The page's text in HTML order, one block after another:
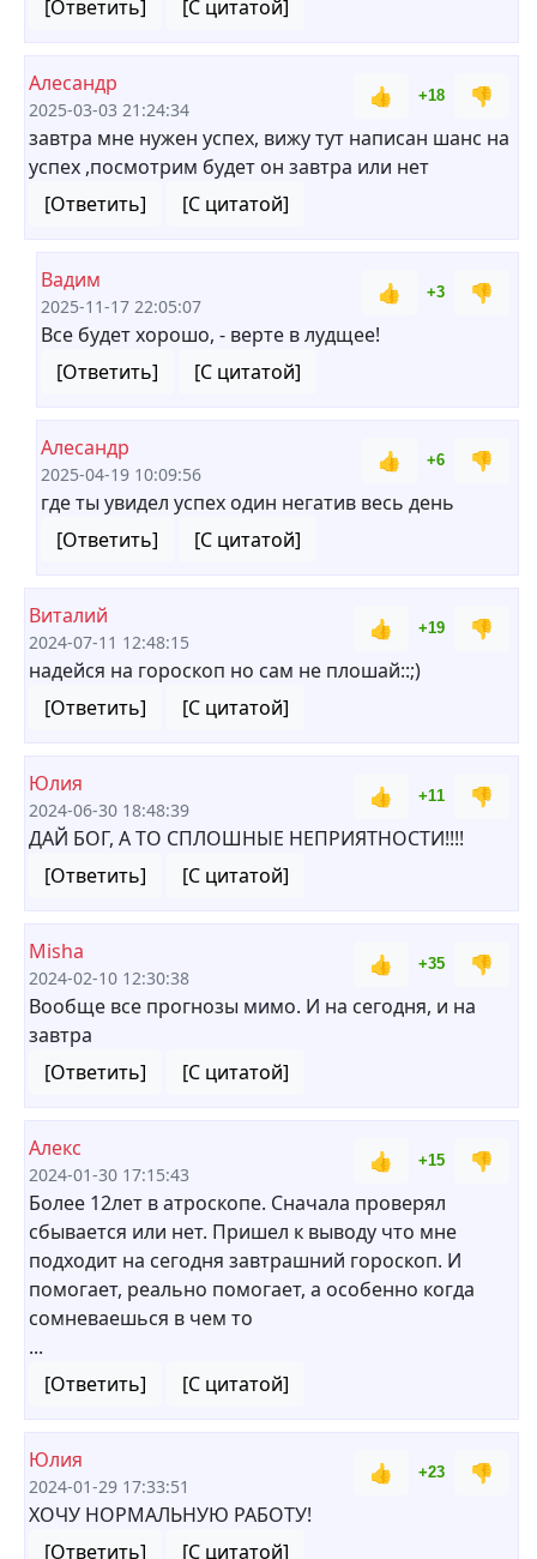
[Ответить] [С цитатой]
Алесандр
2025-03-03 21:24:34
👍 +18
👎
завтра мне нужен успех, вижу тут написан шанс на
успех ,посмотрим будет он завтра или нет
[Ответить]
[С цитатой]
Вадим
2025-11-17 22:05:07
👍 +3
👎
Все будет хорошо, - верте в лудщее!
[Ответить]
[С цитатой]
Алесандр
2025-04-19 10:09:56
👍 +6
👎
где ты увидел успех один негатив весь день
[Ответить]
[С цитатой]
Виталий
2024-07-11 12:48:15
👍 +19
👎
надейся на гороскоп но сам не плошай::;)
[Ответить]
[С цитатой]
Юлия
2024-06-30 18:48:39
👍 +11
👎
ДАЙ БОГ, А ТО СПЛОШНЫЕ НЕПРИЯТНОСТИ!!!!
[Ответить]
[С цитатой]
Misha
2024-02-10 12:30:38
👍 +35
👎
Вообще все прогнозы мимо. И на сегодня, и на
завтра
[Ответить]
[С цитатой]
Алекс
2024-01-30 17:15:43
👍 +15
👎
Более 12лет в атроскопе. Сначала проверял
сбывается или нет. Пришел к выводу что мне
подходит на сегодня завтрашний гороскоп. И
помогает, реально помогает, а особенно когда
сомневаешься в чем то
...
[Ответить]
[С цитатой]
Юлия
2024-01-29 17:33:51
👍 +23
👎
ХОЧУ НОРМАЛЬНУЮ РАБОТУ!
[Ответить]
[С цитатой]